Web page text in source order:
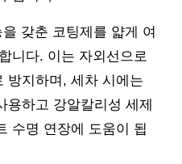
갖춘 코팅제를 얇게 여
니다. 이는 자외선으로
방지하며, 세차 시에는
용하고 강알칼리성 세제
수명 연장에 도움이 됩